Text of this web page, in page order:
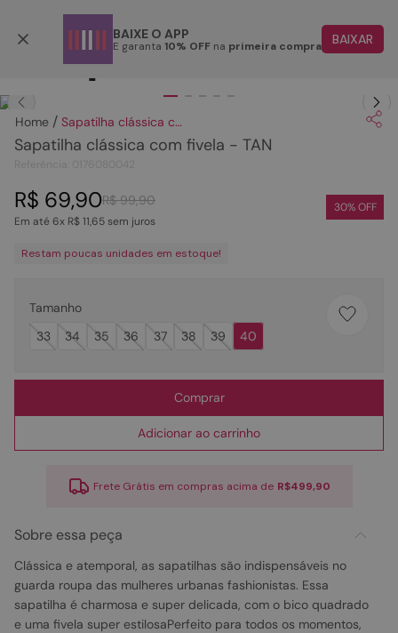
BAIXE O APP
E garanta 10% OFF na primeira compra BAIXAR
Sapatilha clássica com fivela - TAN
Sapatilha clássica com fivela - TAN
R$ 99,90
R$ 69,90
Em até6x R$11,65sem juros
30% OFF
Restam poucas unidades em estoque!
Tamanho
33
34 35 36 37 38 39 40
Comprar
Adicionar ao carrinho
Frete Grátis em compras acima de R$499,90
Sobre essa peça
Clássica e atemporal, as sapatilhas são indispensáveis no
guarda roupa das mulheres urbanas fashionistas. Essa
sapatilha é charmosa e super delicada, com o bico quadrado
e uma fivela super estilosaPerfeito para todos os momentos,
1
2º
tenis
4º
rasteira
5º
sandalia
6º
tamanco
sapatilha
couro
10º scarpin